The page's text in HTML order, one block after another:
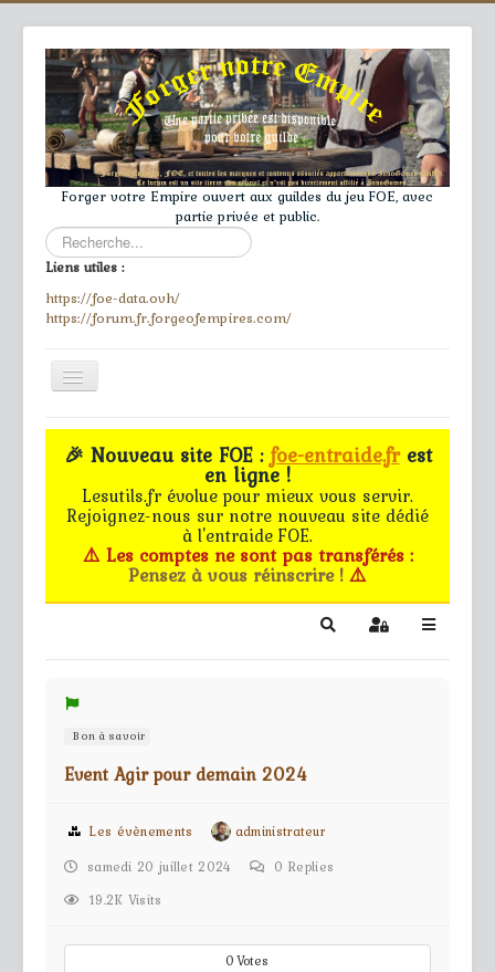
Forger votre Empire ouvert aux guildes du jeu FOE, avec
partie privée et public.
Rechercher
Liens utiles :
https://foe-data.ovh/
https://forum.fr.forgeofempires.com/
Toggle
Navigation
≡
Accueil
Le forum
Les G.M.s
Règles
🎉 Nouveau site FOE :foe-entraide.frest
en ligne !
Lesutils.fr évolue pour mieux vous servir.
Rejoignez-nous sur notre nouveau site dédié
à l'entraide FOE.
⚠️ Les comptes ne sont pas transférés :
Pensez à vous réinscrire !⚠️
SearchSign In
Bon à savoir
Event Agir pour demain 2024
Les évènements
administrateur
samedi 20 juillet 2024
0 Replies
19.2K Visits
0Votes